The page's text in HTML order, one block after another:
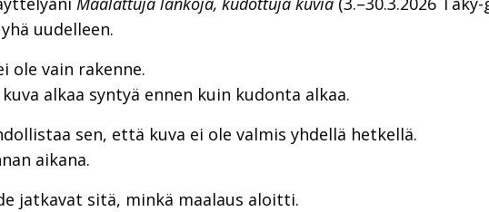
uudelleen.
ole vain rakenne.
alkaa syntyä ennen kuin kudonta alkaa.
sen, että kuva ei ole valmis yhdellä hetkellä.
aikana.
jatkavat sitä, minkä maalaus aloitti.